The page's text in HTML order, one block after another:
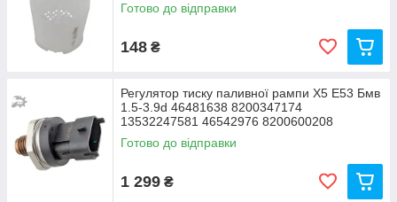
Готово до відправки
148 ₴
Регулятор тиску паливної рампи Х5 Е53 Бмв
1.5-3.9d 46481638 8200347174
13532247581 46542976 8200600208
Готово до відправки
1 299 ₴